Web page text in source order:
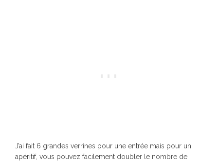
J’ai fait 6 grandes verrines pour une entrée mais pour un
apéritif, vous pouvez facilement doubler le nombre de